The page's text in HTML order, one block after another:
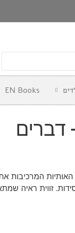
EN Books
דברים
המרכיבות
זווית ראיה